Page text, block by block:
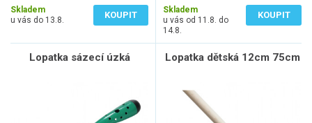
Skladem
u vás do 13.8.
KOUPIT
Skladem
u vás od 11.8. do
14.8.
KOUPIT
Lopatka sázecí úzká Lopatka dětská 12cm 75cm